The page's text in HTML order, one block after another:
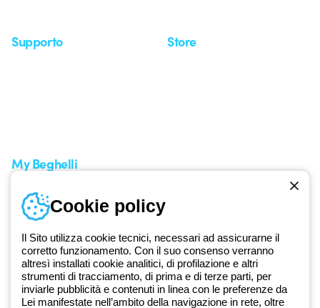
Dal 2025 Beghelli è parte del Gruppo GEWISS, all’interno
dell’ecosistema GEWISS LightZone, dove realizziamo soluzioni di
illuminazione integrate che trasformano la complessità in semplicità,
Supporto Store
My Beghelli
Accedi o registrati
Formazione
Documentazione e software
Iscriviti alla newsletter
Cookie policy
Il Sito utilizza cookie tecnici, necessari ad assicurarne il
corretto funzionamento. Con il suo consenso verranno
altresì installati cookie analitici, di profilazione e altri
strumenti di tracciamento, di prima e di terze parti, per
inviarle pubblicità e contenuti in linea con le preferenze da
Lei manifestate nell’ambito della navigazione in rete, oltre